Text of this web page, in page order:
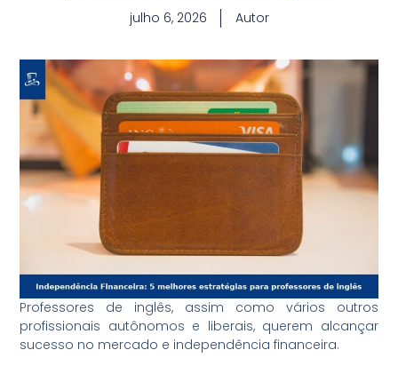
julho 6, 2026 Autor
Professores de inglês, assim como vários outros
profissionais autônomos e liberais, querem alcançar
sucesso no mercado e independência financeira.